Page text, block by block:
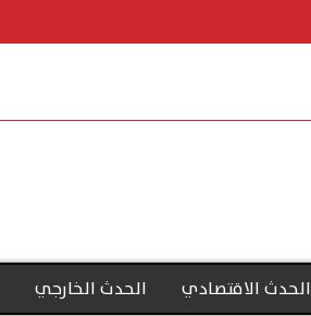
الحدث الاقتصادي الحدث الخارجي